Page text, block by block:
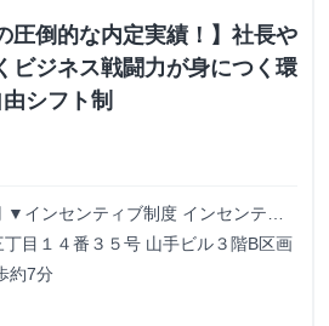
圧倒的な内定実績！】社長や
ビジネス戦闘力が身につく環
シフト制
実施につき、500円のインセンティ
につながるアポイントを取得するこ
する仕組みです。 ▼こんな方
ちからガッツリ稼ぎたい！ ・成果
目１４番３５号 山手ビル３階B区画
約7分